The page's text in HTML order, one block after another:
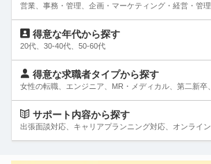
営業
事務・管理
経理、人事、総務、法務、広報、物流、資材購買など
企画・マーケティング・経営・管理職
得意な年代から探す
20代、30-40代、50-60代
20代
得意な求職者タイプから探す
女性の転職
サポート内容から探す